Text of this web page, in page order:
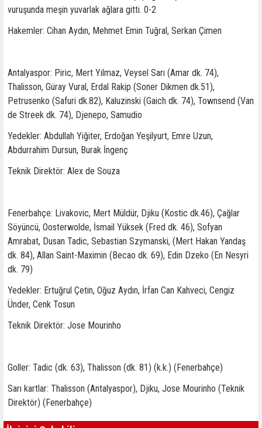
vuruşunda meşin yuvarlak ağlara gitti. 0-2
Hakemler: Cihan Aydın, Mehmet Emin Tuğral, Serkan Çimen
Antalyaspor: Piric, Mert Yılmaz, Veysel Sarı (Amar dk. 74),
Thalisson, Güray Vural, Erdal Rakip (Soner Dikmen dk.51),
Petrusenko (Safuri dk.82), Kaluzinski (Gaich dk. 74), Townsend (Van
de Streek dk. 74), Djenepo, Samudio
Yedekler: Abdullah Yiğiter, Erdoğan Yeşilyurt, Emre Uzun,
Abdurrahim Dursun, Burak İngenç
Teknik Direktör: Alex de Souza
Fenerbahçe: Livakovic, Mert Müldür, Djiku (Kostic dk.46), Çağlar
Söyüncü, Oosterwolde, İsmail Yüksek (Fred dk. 46), Sofyan
Amrabat, Dusan Tadic, Sebastian Szymanski, (Mert Hakan Yandaş
dk. 84), Allan Saint-Maximin (Becao dk. 69), Edin Dzeko (En Nesyri
dk. 79)
Yedekler: Ertuğrul Çetin, Oğuz Aydın, İrfan Can Kahveci, Cengiz
Ünder, Cenk Tosun
Teknik Direktör: Jose Mourinho
Goller: Tadic (dk. 63), Thalisson (dk. 81) (k.k.) (Fenerbahçe)
Sarı kartlar: Thalisson (Antalyaspor), Djiku, Jose Mourinho (Teknik
Direktör) (Fenerbahçe)